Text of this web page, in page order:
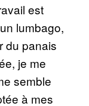
est
lumbago,
du panais
je me
semble
à mes